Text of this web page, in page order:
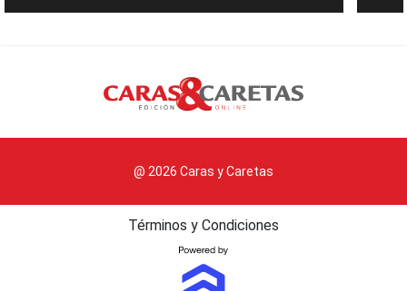
@ 2026 Caras y Caretas
Términos y Condiciones